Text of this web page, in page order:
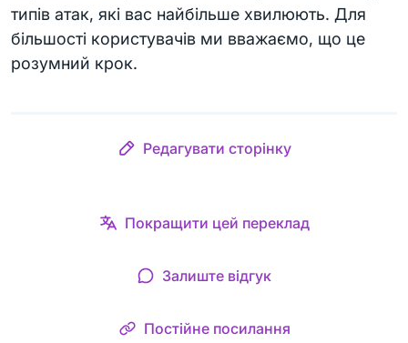
типів атак, які вас найбільше хвилюють. Для
більшості користувачів ми вважаємо, що це
розумний крок.
Редагувати сторінку
Покращити цей переклад
Залиште відгук
Постійне посилання